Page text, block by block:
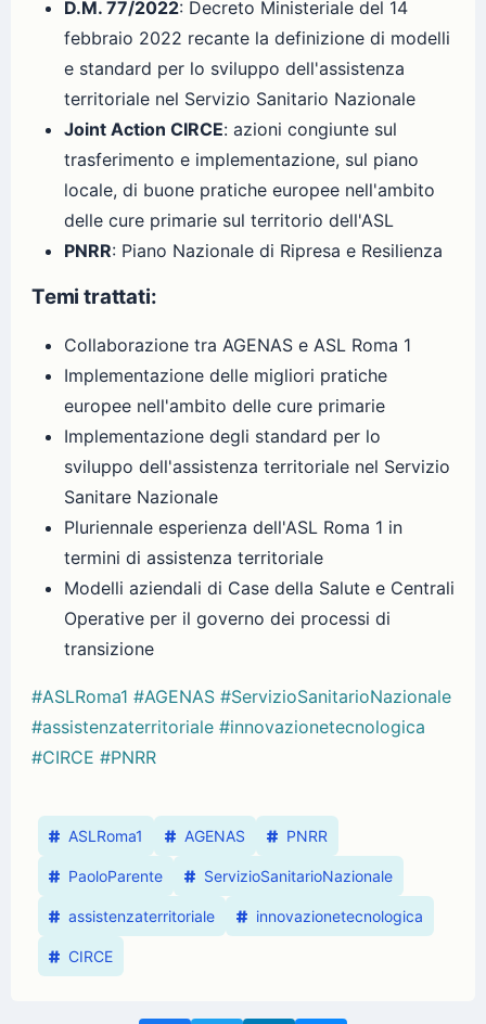
D.M. 77/2022: Decreto Ministeriale del 14
febbraio 2022 recante la definizione di modelli
e standard per lo sviluppo dell'assistenza
territoriale nel Servizio Sanitario Nazionale
Joint Action CIRCE: azioni congiunte sul
trasferimento e implementazione, sul piano
locale, di buone pratiche europee nell'ambito
delle cure primarie sul territorio dell'ASL
PNRR: Piano Nazionale di Ripresa e Resilienza
Temi trattati:
Collaborazione tra AGENAS e ASL Roma 1
Implementazione delle migliori pratiche
europee nell'ambito delle cure primarie
Implementazione degli standard per lo
sviluppo dell'assistenza territoriale nel Servizio
Sanitare Nazionale
Pluriennale esperienza dell'ASL Roma 1 in
termini di assistenza territoriale
Modelli aziendali di Case della Salute e Centrali
Operative per il governo dei processi di
transizione
#ASLRoma1 #AGENAS #ServizioSanitarioNazionale
#assistenzaterritoriale #innovazionetecnologica
#CIRCE #PNRR
ASLRoma1 AGENAS PNRR
PaoloParente ServizioSanitarioNazionale
assistenzaterritoriale innovazionetecnologica
CIRCE